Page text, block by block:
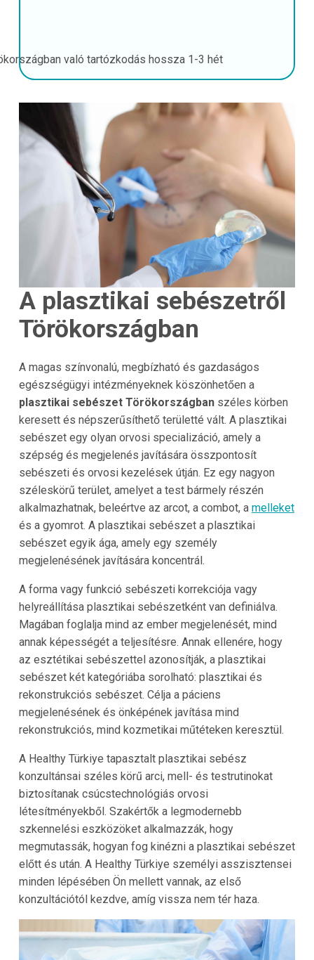
való tartózkodás hossza 1-3 hét
A plasztikai sebészetről
Törökországban
A magas színvonalú, megbízható és gazdaságos
egészségügyi intézményeknek köszönhetően a
plasztikai sebészet Törökországbanszéles körben
keresett és népszerűsíthető területté vált. A plasztikai
sebészet egy olyan orvosi specializáció, amely a
szépség és megjelenés javítására összpontosít
sebészeti és orvosi kezelések útján. Ez egy nagyon
széleskörű terület, amelyet a test bármely részén
alkalmazhatnak, beleértve az arcot, a combot, a melleket
és a gyomrot. A plasztikai sebészet a plasztikai
sebészet egyik ága, amely egy személy
megjelenésének javítására koncentrál.
A forma vagy funkció sebészeti korrekciója vagy
helyreállítása plasztikai sebészetként van definiálva.
Magában foglalja mind az ember megjelenését, mind
annak képességét a teljesítésre. Annak ellenére, hogy
az esztétikai sebészettel azonosítják, a plasztikai
sebészet két kategóriába sorolható: plasztikai és
rekonstrukciós sebészet. Célja a páciens
megjelenésének és önképének javítása mind
rekonstrukciós, mind kozmetikai műtéteken keresztül.
A Healthy Türkiye tapasztalt plasztikai sebész
konzultánsai széles körű arci, mell- és testrutinokat
biztosítanak csúcstechnológiás orvosi
létesítményekből. Szakértők a legmodernebb
szkennelési eszközöket alkalmazzák, hogy
megmutassák, hogyan fog kinézni a plasztikai sebészet
előtt és után. A Healthy Türkiye személyi asszisztensei
minden lépésében Ön mellett vannak, az első
konzultációtól kezdve, amíg vissza nem tér haza.